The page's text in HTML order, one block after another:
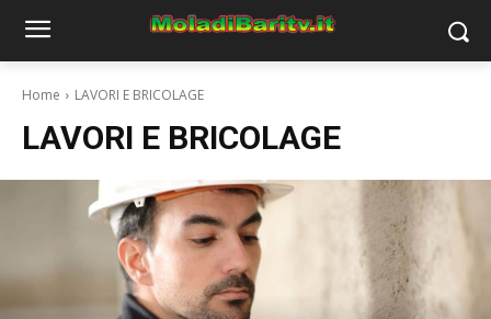
Home LAVORI E BRICOLAGE
LAVORI E BRICOLAGE